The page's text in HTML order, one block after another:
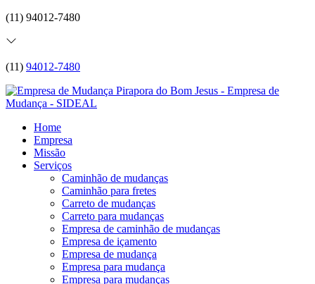
(11) 94012-7480
(11) 94012-7480
Home
Empresa
Missão
Serviços
Caminhão de mudanças
Caminhão para fretes
Carreto de mudanças
Carreto para mudanças
Empresa de caminhão de mudanças
Empresa de içamento
Empresa de mudança
Empresa para mudança
Empresa para mudanças